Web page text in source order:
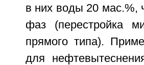
в них воды 20 мас.%,
фаз (перестройка
прямого типа).
для